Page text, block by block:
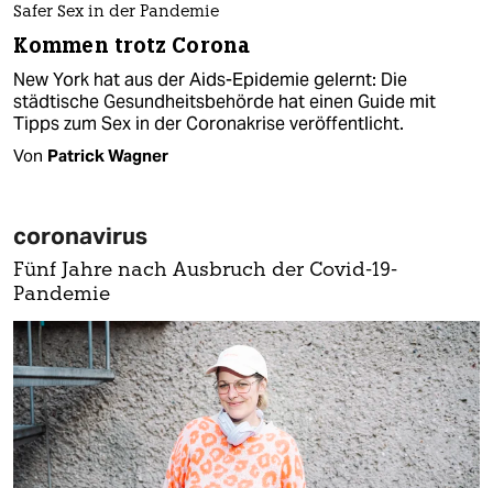
Safer Sex in der Pandemie
Kommen trotz Corona
New York hat aus der Aids-Epidemie gelernt: Die
städtische Gesundheitsbehörde hat einen Guide mit
Tipps zum Sex in der Coronakrise veröffentlicht.
Von Patrick Wagner
coronavirus
Fünf Jahre nach Ausbruch der Covid-19-
Pandemie